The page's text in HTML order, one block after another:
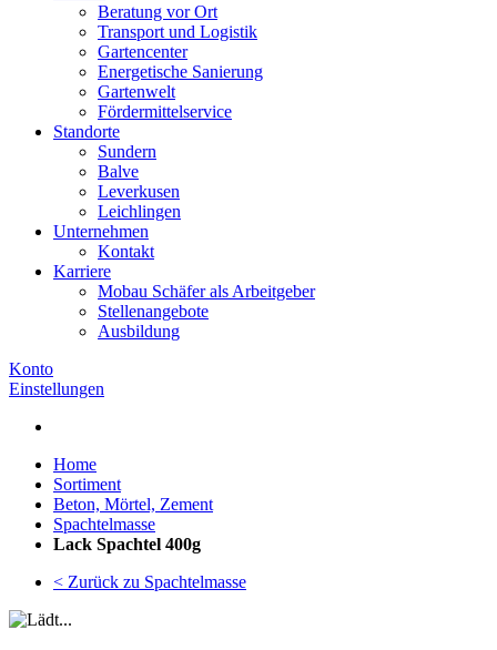
Beratung vor Ort
Transport und Logistik
Gartencenter
Energetische Sanierung
Gartenwelt
Fördermittelservice
Standorte
Sundern
Balve
Leverkusen
Leichlingen
Unternehmen
Kontakt
Karriere
Mobau Schäfer als Arbeitgeber
Stellenangebote
Ausbildung
Konto
Einstellungen
Home
Sortiment
Beton, Mörtel, Zement
Spachtelmasse
Lack Spachtel 400g
< Zurück zu Spachtelmasse